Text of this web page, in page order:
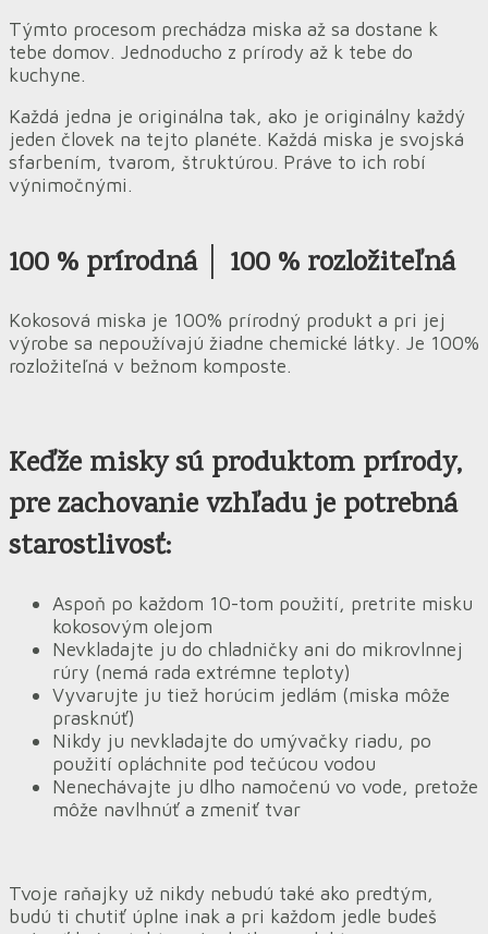
Týmto procesom prechádza miska až sa dostane k
tebe domov. Jednoducho z prírody až k tebe do
kuchyne.
Každá jedna je originálna tak, ako je originálny každý
jeden človek na tejto planéte. Každá miska je svojská
sfarbením, tvarom, štruktúrou. Práve to ich robí
výnimočnými.
100 % prírodná │ 100 % rozložiteľná
Kokosová miska je 100% prírodný produkt a pri jej
výrobe sa nepoužívajú žiadne chemické látky. Je 100%
rozložiteľná v bežnom komposte.
Keďže misky sú produktom prírody,
pre zachovanie vzhľadu je potrebná
starostlivosť:
Aspoň po každom 10-tom použití, pretrite misku
kokosovým olejom
Nevkladajte ju do chladničky ani do mikrovlnnej
rúry (nemá rada extrémne teploty)
Vyvarujte ju tiež horúcim jedlám (miska môže
prasknúť)
Nikdy ju nevkladajte do umývačky riadu, po
použití opláchnite pod tečúcou vodou
Nenechávajte ju dlho namočenú vo vode, pretože
môže navlhnúť a zmeniť tvar
Tvoje raňajky už nikdy nebudú také ako predtým,
budú ti chutiť úplne inak a pri každom jedle budeš